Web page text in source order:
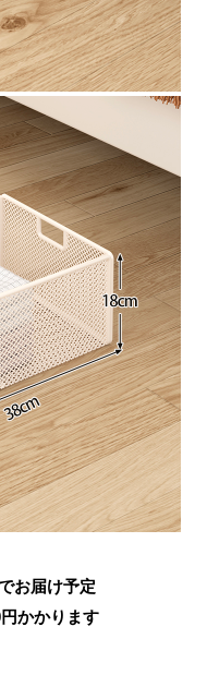
お届け予定
円かかります